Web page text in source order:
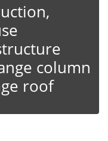
column
roof